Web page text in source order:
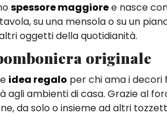
spessore maggioree nasce
su una mensola o su un
oggetti della quotidianità.
originale
idea regalo per chi ama i decori
ambienti di casa. Grazie al
da solo o insieme ad altri